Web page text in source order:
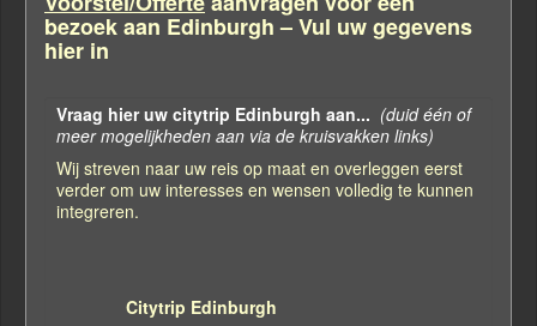
bezoek aan Edinburgh – Vul uw gegevens
hier in
Vraag hier uw citytrip Edinburgh aan... (duid één of
meer mogelijkheden aan via de kruisvakken links)
Wij streven naar uw reis op maat en overleggen eerst
verder om uw interesses en wensen volledig te kunnen
integreren.
Citytrip Edinburgh